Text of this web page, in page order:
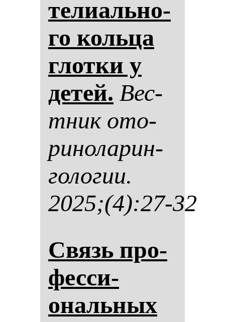
те­ли­аль­но­
го коль­ца
глот­ки у
де­тей. Вес­
тник ото­
ри­но­ла­рин­
го­ло­гии.
2025;(4):27-32
Связь про­
фес­си­
ональ­ных